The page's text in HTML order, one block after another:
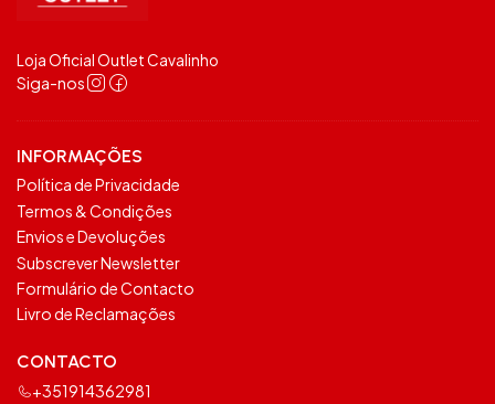
Loja Oficial Outlet Cavalinho
Siga-nos
INFORMAÇÕES
Política de Privacidade
Termos & Condições
Envios e Devoluções
Subscrever Newsletter
Formulário de Contacto
Livro de Reclamações
CONTACTO
+351914362981